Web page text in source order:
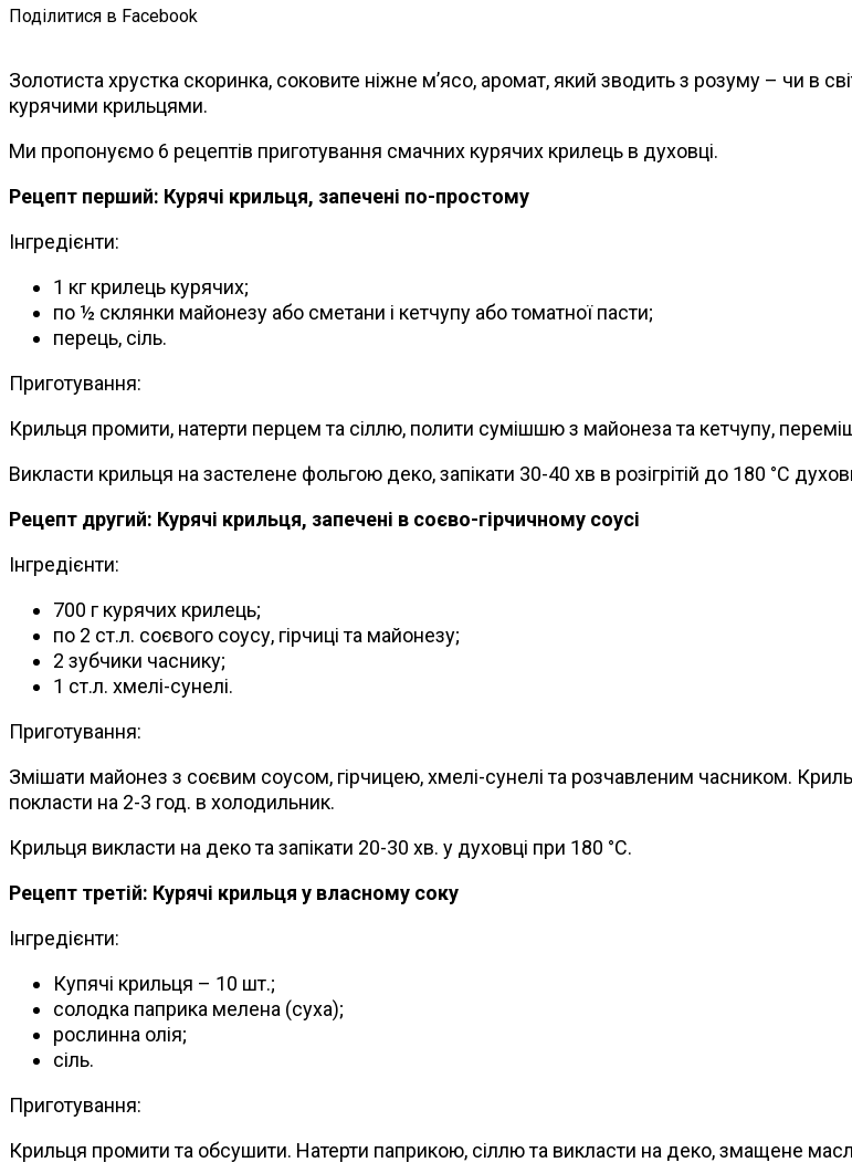
Поділитися в Facebook
Золотиста хрустка скоринка, соковите ніжне м’ясо, аромат, який зводить з розуму – чи в
курячими крильцями.
Ми пропонуємо 6 рецептів приготування смачних курячих крилець в духовці.
Рецепт перший: Курячі крильця, запечені по-простому
Інгредієнти:
1 кг крилець курячих;
по ½ склянки майонезу або сметани і кетчупу або томатної пасти;
перець, сіль.
Приготування:
Крильця промити, натерти перцем та сіллю, полити сумішшю з майонеза та кетчупу,
Викласти крильця на застелене фольгою деко, запікати 30-40 хв в розігрітій до 180 °С
Рецепт другий: Курячі крильця, запечені в соєво-гірчичному соусі
Інгредієнти:
700 г курячих крилець;
по 2 ст.л. соєвого соусу, гірчиці та майонезу;
2 зубчики часнику;
1 ст.л. хмелі-сунелі.
Приготування:
Змішати майонез з соєвим соусом, гірчицею, хмелі-сунелі та розчавленим часником.
покласти на 2-3 год. в холодильник.
Крильця викласти на деко та запікати 20-30 хв. у духовці при 180 °С.
Рецепт третій: Курячі крильця у власному соку
Інгредієнти:
Купячі крильця – 10 шт.;
солодка паприка мелена (суха);
рослинна олія;
сіль.
Приготування:
Крильця промити та обсушити. Натерти паприкою, сіллю та викласти на деко, змащене